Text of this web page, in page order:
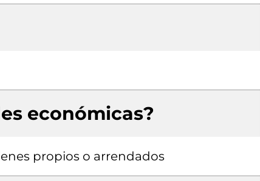
económicas?
propios o arrendados